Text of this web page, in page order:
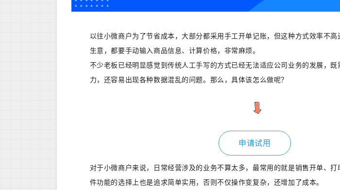
以往小微商户为了节省成本，大部分都采用手工开单记账，但这种方式效率不
生意，都要手动输入商品信息、计算价格，非常麻烦。
不少老板已经明显感觉到传统人工手写的方式已经无法适应公司业务的发展，
力，还容易出现各种数据混乱的问题。那么，具体该怎么做呢？
申请试用
对于小微商户来说，日常经营涉及的业务不算太多，最常用的就是销售开单、
件功能的选择上也是追求简单实用，否则不仅操作变复杂，还增加了成本。